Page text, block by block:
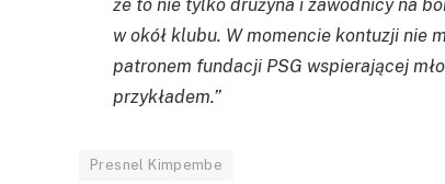
że to nie tylko drużyna i zawodnicy na
w okół klubu. W momencie kontuzji nie
patronem fundacji PSG wspierającej
przykładem.”
Presnel Kimpembe